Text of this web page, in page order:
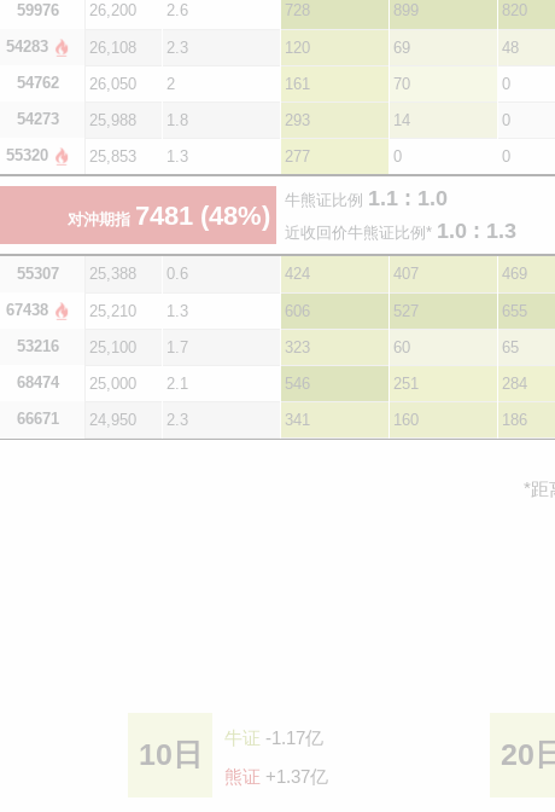
59976 26,200 2.6 728 899 820
54283 26,108 2.3 120 69 48
54762 26,050 2 161 70 0
54273 25,988 1.8 293 14 0
55320 25,853 1.3 277 0 0
对沖期指 7481 (48%)
牛熊证比例 1.1 : 1.0
近收回价牛熊证比例* 1.0 : 1.3
55307 25,388 0.6 424 407 469
67438 25,210 1.3 606 527 655
53216 25,100 1.7 323 60 65
68474 25,000 2.1 546 251 284
66671 24,950 2.3 341 160 186
*距
10日 牛证 -1.17亿
熊证 +1.37亿
20